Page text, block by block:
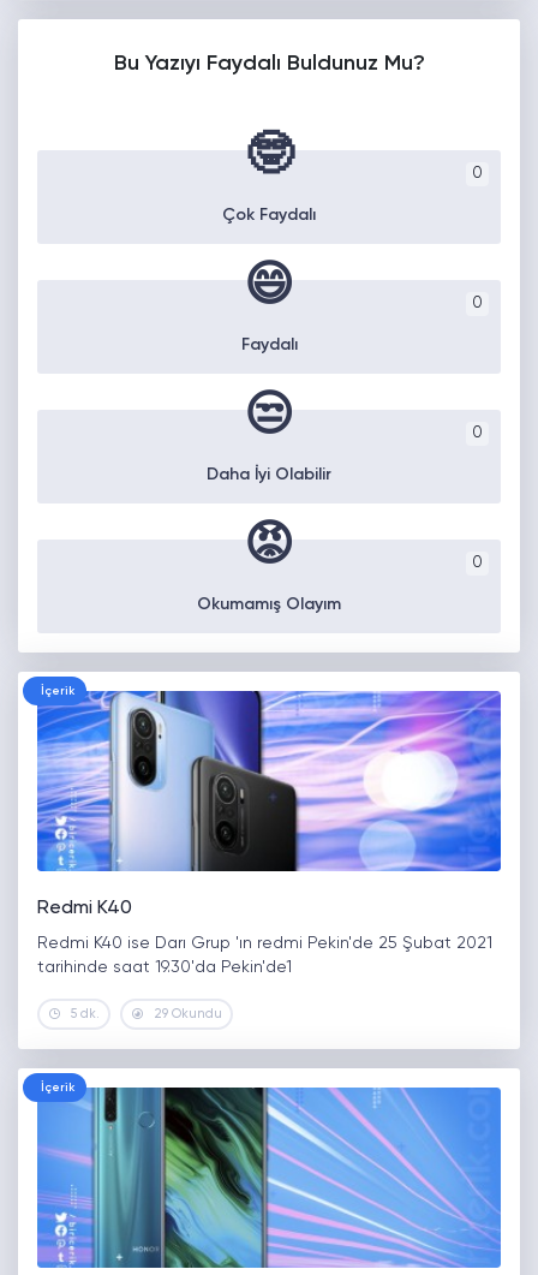
Bu Yazıyı Faydalı Buldunuz Mu?
0
🤓
Çok Faydalı
0
😄
Faydalı
0
😒
Daha İyi Olabilir
0
😡
Okumamış Olayım
İçerik
Redmi K40
Redmi K40 ise Darı Grup 'ın redmi Pekin'de 25 Şubat 2021
tarihinde saat 19.30'da Pekin'de1
5 dk. 29 Okundu
İçerik